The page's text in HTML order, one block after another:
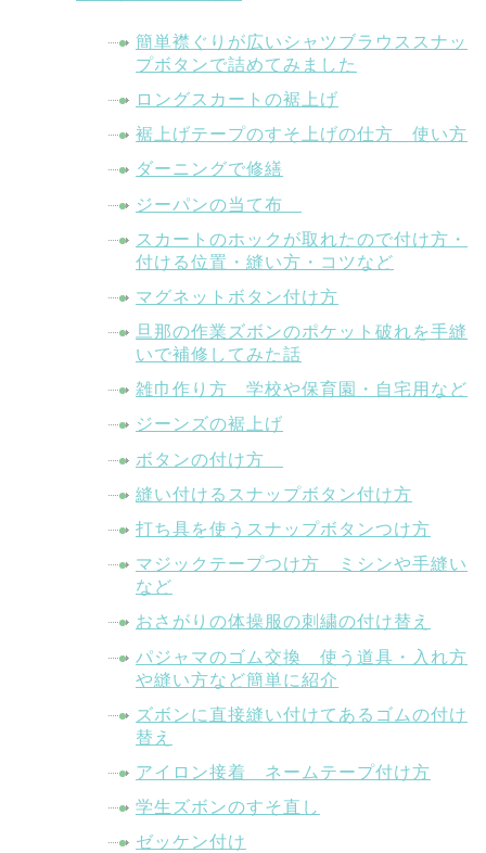
簡単襟ぐりが広いシャツブラウススナッ
プボタンで詰めてみました
ロングスカートの裾上げ
裾上げテープのすそ上げの仕方 使い方
ダーニングで修繕
ジーパンの当て布
スカートのホックが取れたので付け方・
付ける位置・縫い方・コツなど
マグネットボタン付け方
旦那の作業ズボンのポケット破れを手縫
いで補修してみた話
雑巾作り方 学校や保育園・自宅用など
ジーンズの裾上げ
ボタンの付け方
縫い付けるスナップボタン付け方
打ち具を使うスナップボタンつけ方
マジックテープつけ方 ミシンや手縫い
など
おさがりの体操服の刺繍の付け替え
パジャマのゴム交換 使う道具・入れ方
や縫い方など簡単に紹介
ズボンに直接縫い付けてあるゴムの付け
替え
アイロン接着 ネームテープ付け方
学生ズボンのすそ直し
ゼッケン付け